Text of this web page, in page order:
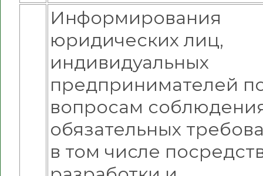
Информирования
юридических лиц,
индивидуальных
предпринимателей
вопросам
обязательных
в том числе